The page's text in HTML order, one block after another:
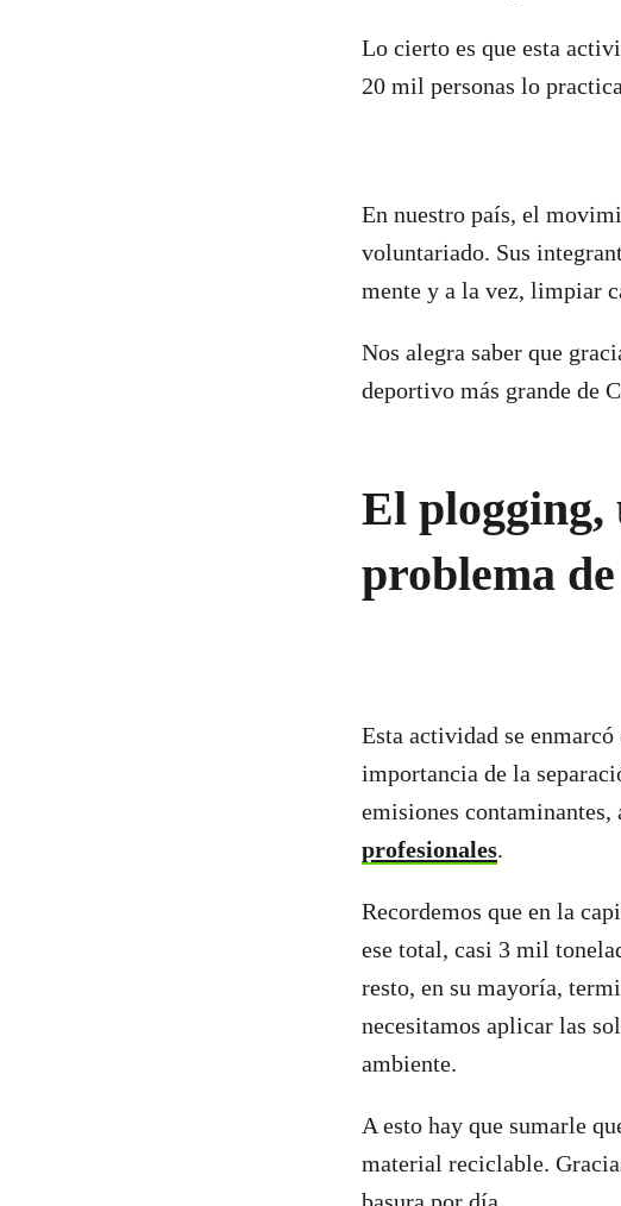
Lo cierto es que esta
20 mil personas lo
En nuestro país, el
voluntariado. Sus
mente y a la vez, limpiar
Nos alegra saber que
deportivo más grande de
El plogging,
problema
Esta actividad se enmarcó
importancia de la
emisiones
profesionales.
Recordemos que en la
ese total, casi 3 mil
resto, en su mayoría,
necesitamos aplicar las
ambiente.
A esto hay que sumarle
material reciclable.